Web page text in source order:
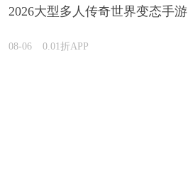
2026大型多人传奇世界变态手游
08-06 0.01折APP